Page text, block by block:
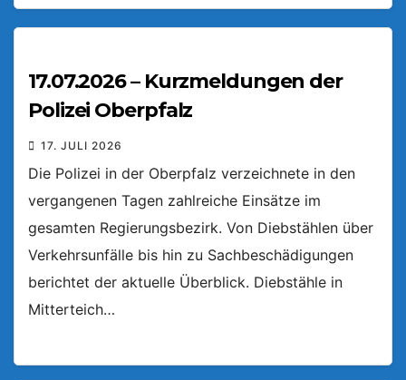
17.07.2026 – Kurzmeldungen der
Polizei Oberpfalz
17. JULI 2026
Die Polizei in der Oberpfalz verzeichnete in den
vergangenen Tagen zahlreiche Einsätze im
gesamten Regierungsbezirk. Von Diebstählen über
Verkehrsunfälle bis hin zu Sachbeschädigungen
berichtet der aktuelle Überblick. Diebstähle in
Mitterteich…